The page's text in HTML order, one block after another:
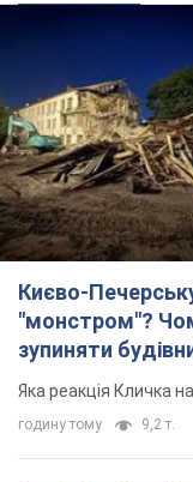
Києво-
"монстром"?
зупиняти
"московського
Яка реакція Кличка
годину тому 9,2 т.